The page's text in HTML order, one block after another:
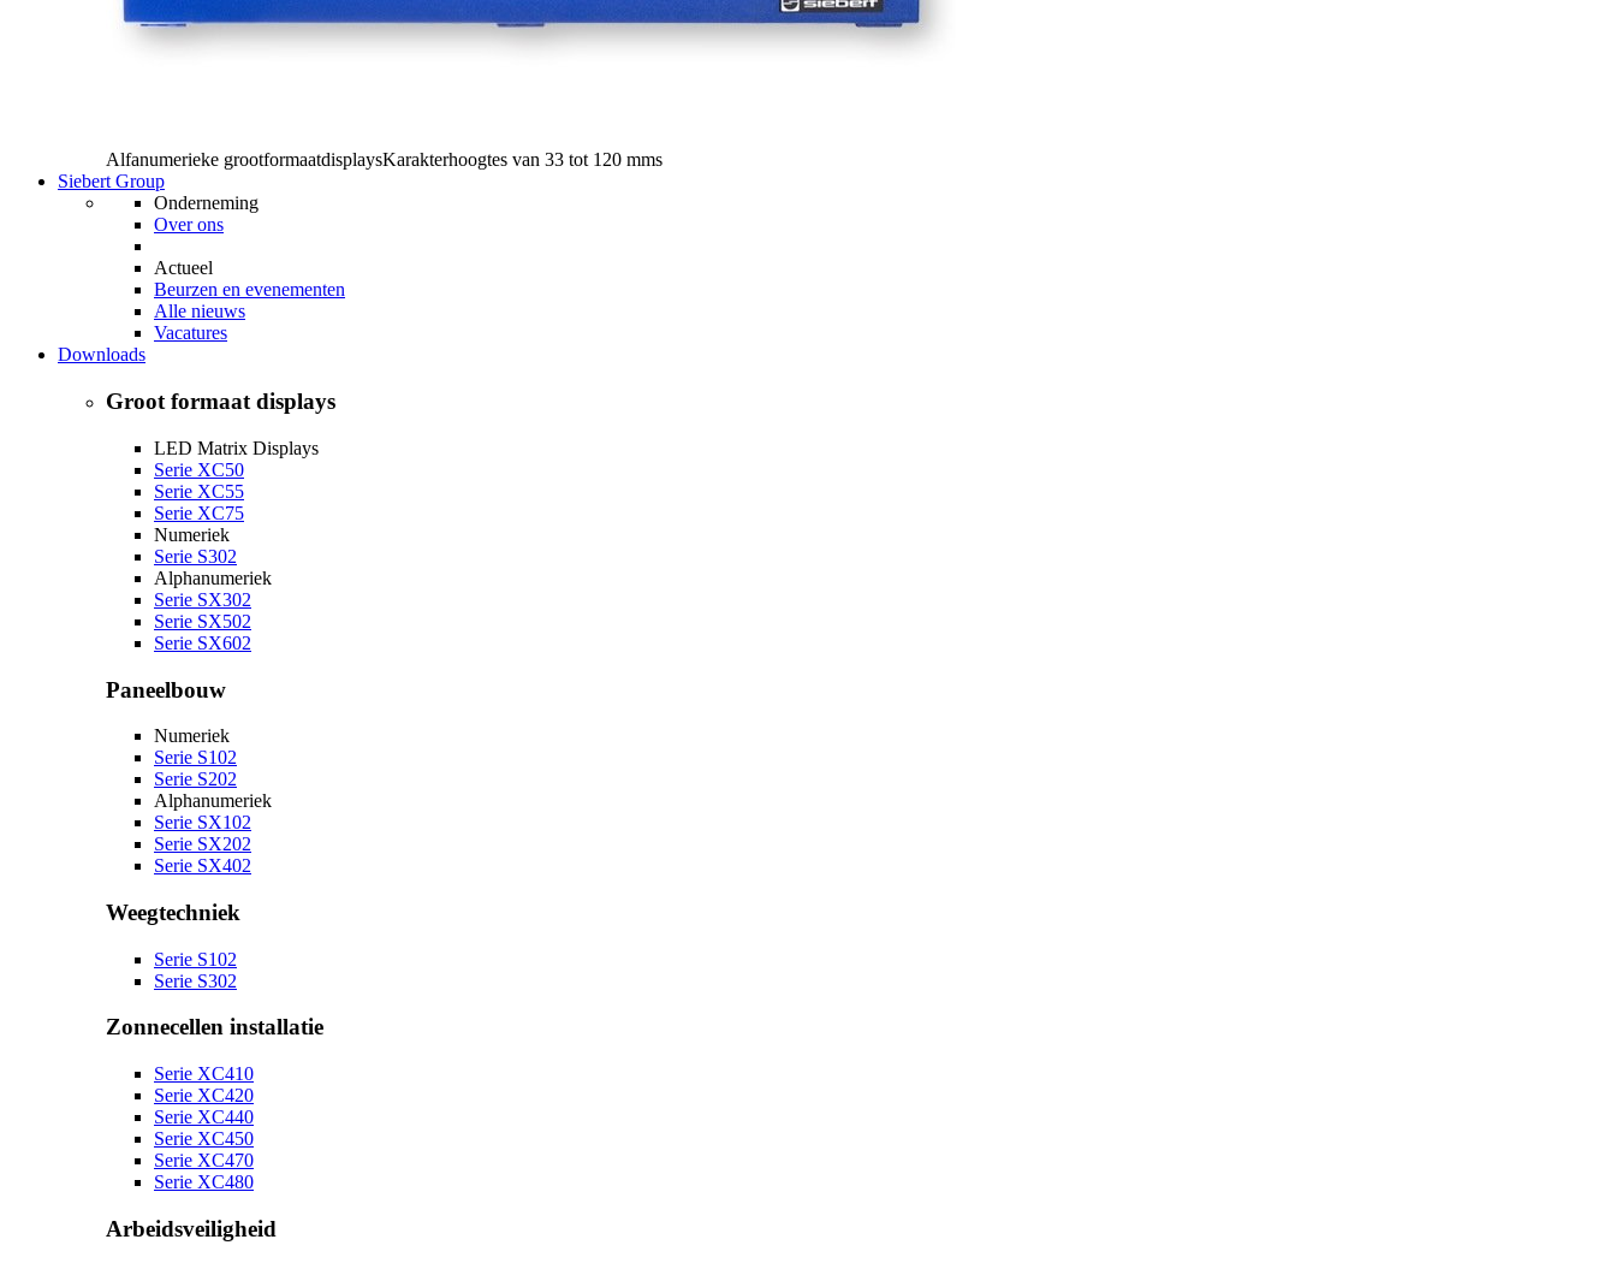
Alfanumerieke grootformaatdisplaysKarakterhoogtes van 33 tot 120 mms
Siebert Group
Onderneming
Over ons
Actueel
Beurzen en evenementen
Alle nieuws
Vacatures
Downloads
Groot formaat displays
LED Matrix Displays
Serie XC50
Serie XC55
Serie XC75
Numeriek
Serie S302
Alphanumeriek
Serie SX302
Serie SX502
Serie SX602
Paneelbouw
Numeriek
Serie S102
Serie S202
Alphanumeriek
Serie SX102
Serie SX202
Serie SX402
Weegtechniek
Serie S102
Serie S302
Zonnecellen installatie
Serie XC410
Serie XC420
Serie XC440
Serie XC450
Serie XC470
Serie XC480
Arbeidsveiligheid